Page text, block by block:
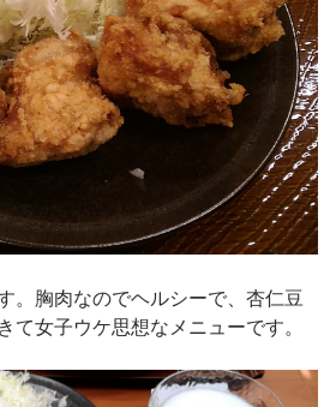
。胸肉なのでヘルシーで、杏仁豆
て女子ウケ思想なメニューです。